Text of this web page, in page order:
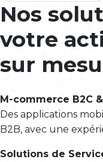
Nos
votre
sur
M-commerce B2C
Des applications
B2B, avec une
Solutions de